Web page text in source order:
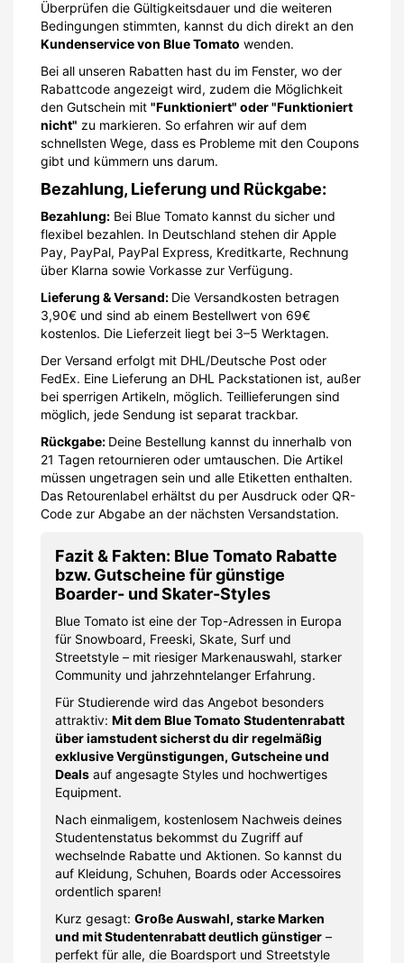
Überprüfen die Gültigkeitsdauer und die weiteren
Bedingungen stimmten, kannst du dich direkt an den
Kundenservice von Blue Tomato wenden.
Bei all unseren Rabatten hast du im Fenster, wo der
Rabattcode angezeigt wird, zudem die Möglichkeit
den Gutschein mit "Funktioniert" oder "Funktioniert
nicht" zu markieren. So erfahren wir auf dem
schnellsten Wege, dass es Probleme mit den Coupons
gibt und kümmern uns darum.
Bezahlung, Lieferung und Rückgabe:
Bezahlung: Bei Blue Tomato kannst du sicher und
flexibel bezahlen. In Deutschland stehen dir Apple
Pay, PayPal, PayPal Express, Kreditkarte, Rechnung
über Klarna sowie Vorkasse zur Verfügung.
Lieferung & Versand: Die Versandkosten betragen
3,90€ und sind ab einem Bestellwert von 69€
kostenlos. Die Lieferzeit liegt bei 3–5 Werktagen.
Der Versand erfolgt mit DHL/Deutsche Post oder
FedEx. Eine Lieferung an DHL Packstationen ist, außer
bei sperrigen Artikeln, möglich. Teillieferungen sind
möglich, jede Sendung ist separat trackbar.
Rückgabe: Deine Bestellung kannst du innerhalb von
21 Tagen retournieren oder umtauschen. Die Artikel
müssen ungetragen sein und alle Etiketten enthalten.
Das Retourenlabel erhältst du per Ausdruck oder QR-
Code zur Abgabe an der nächsten Versandstation.
Fazit & Fakten: Blue Tomato Rabatte
bzw. Gutscheine für günstige
Boarder- und Skater-Styles
Blue Tomato ist eine der Top-Adressen in Europa
für Snowboard, Freeski, Skate, Surf und
Streetstyle – mit riesiger Markenauswahl, starker
Community und jahrzehntelanger Erfahrung.
Für Studierende wird das Angebot besonders
attraktiv: Mit dem Blue Tomato Studentenrabatt
über iamstudent sicherst du dir regelmäßig
exklusive Vergünstigungen, Gutscheine und
Deals auf angesagte Styles und hochwertiges
Equipment.
Nach einmaligem, kostenlosem Nachweis deines
Studentenstatus bekommst du Zugriff auf
wechselnde Rabatte und Aktionen. So kannst du
auf Kleidung, Schuhen, Boards oder Accessoires
ordentlich sparen!
Kurz gesagt: Große Auswahl, starke Marken
und mit Studentenrabatt deutlich günstiger –
perfekt für alle, die Boardsport und Streetstyle